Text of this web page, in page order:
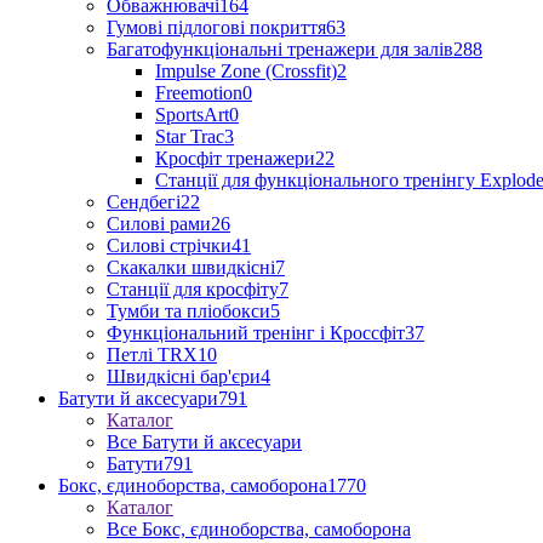
Обважнювачі164
Гумові підлогові покриття63
Багатофункціональні тренажери для залів288
Impulse Zone (Crossfit)2
Freemotion0
SportsArt0
Star Trac3
Кросфіт тренажери22
Станції для функціонального тренінгу Explode
Сендбегі22
Силові рами26
Силові стрічки41
Скакалки швидкісні7
Станції для кросфіту7
Тумби та пліобокси5
Функціональний тренінг і Кроссфіт37
Петлі TRX10
Швидкісні бар'єри4
Батути й аксесуари791
Каталог
Все Батути й аксесуари
Батути791
Бокс, єдиноборства, самоборона1770
Каталог
Все Бокс, єдиноборства, самоборона